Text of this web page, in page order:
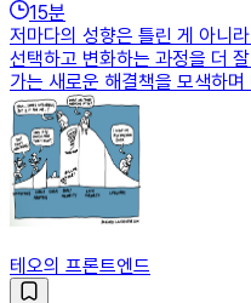
15분
저마다의 성향은 틀린 게 아니
선택하고 변화하는 과정을 더
가는 새로운 해결책을 모색하
테오의 프론트엔드